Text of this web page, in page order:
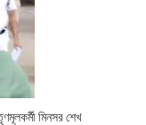
মিনসর শেখ